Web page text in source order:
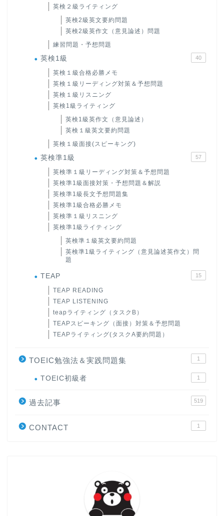
英検２級ライティング
英検2級英文要約問題
英検2級英作文（意見論述）問題
練習問題・予想問題
英検1級 40
英検１級合格必勝メモ
英検１級リーディング対策＆予想問題
英検１級リスニング
英検1級ライティング
英検1級英作文（意見論述）
英検１級英文要約問題
英検１級面接(スピーキング)
英検準1級 57
英検準１級リーディング対策＆予想問題
英検準1級面接対策・予想問題＆解説
英検準1級長文予想問題集
英検準1級合格必勝メモ
英検準１級リスニング
英検準1級ライティング
英検準１級英文要約問題
英検準1級ライティング（意見論述英作文）問
題
TEAP 15
TEAP READING
TEAP LISTENING
teapライティング（タスクB）
TEAPスピーキング（面接）対策＆予想問題
TEAPライティング(タスクA要約問題）
TOEIC勉強法＆実践問題集 1
TOEIC初級者 1
過去記事 519
CONTACT 1
大学入試英語対策講座
英語名言・格言・カッコい